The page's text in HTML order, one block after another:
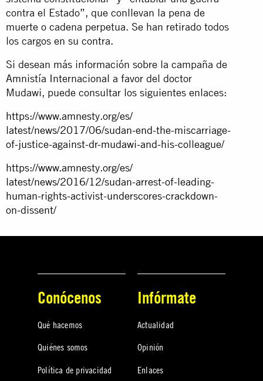
contra el Estado”, que conllevan la pena de
muerte o cadena perpetua. Se han retirado todos
los cargos en su contra.
Si desean más información sobre la campaña de
Amnistía Internacional a favor del doctor
Mudawi, puede consultar los siguientes enlaces:
https://www.amnesty.org/es/
latest/news/2017/06/sudan-end-the-miscarriage-
of-justice-against-dr-mudawi-and-his-colleague/
https://www.amnesty.org/es/
latest/news/2016/12/sudan-arrest-of-leading-
human-rights-activist-underscores-crackdown-
on-dissent/
Conócenos
Qué hacemos
Quiénes somos
Política de privacidad
Infórmate
Actualidad
Opinión
Enlaces